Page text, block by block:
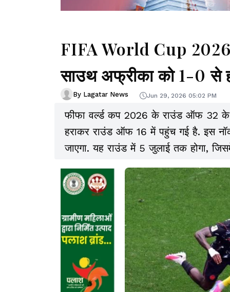
FIFA World Cup
साउथ अफ्रीका को 1-0 से
By Lagatar News Jun 29, 2026 05:02 PM
फीफा वर्ल्ड कप 2026 के राउंड ऑफ 32
हराकर राउंड ऑफ 16 में पहुंच गई है. इस
जाएगा. यह राउंड में 5 जुलाई तक होगा,